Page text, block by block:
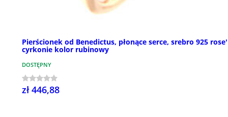
Pierścionek od Benedictus, płonące serce, srebro 925
cyrkonie kolor rubinowy
DOSTĘPNY
zł 446,88